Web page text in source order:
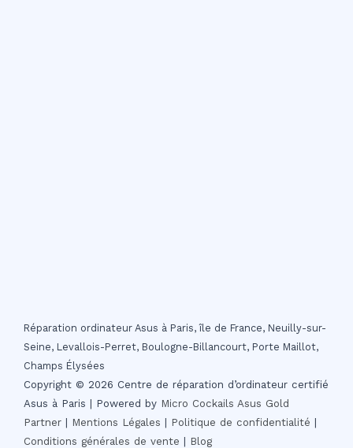
Réparation ordinateur Asus à Paris, île de France, Neuilly-sur-
Seine, Levallois-Perret, Boulogne-Billancourt, Porte Maillot,
Champs Élysées
Copyright © 2026 Centre de réparation d’ordinateur certifié
Asus à Paris | Powered by Micro Cockails Asus Gold
Partner
Mentions Légales Politique de confidentialité
Conditions générales de vente
Blog